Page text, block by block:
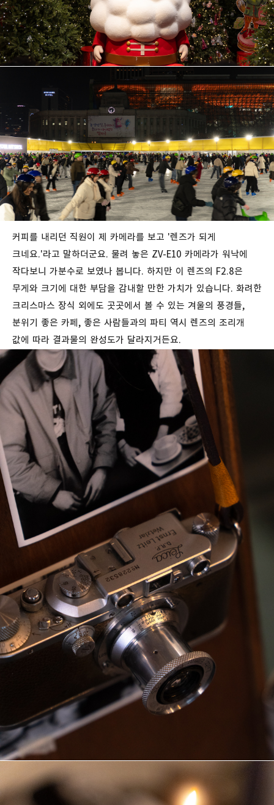
커피를 내리던 직원이 제 카메라를 보고 '렌즈가 되게
크네요.'라고 말하더군요. 물려 놓은 ZV-E10 카메라가 워낙에
작다보니 가분수로 보였나 봅니다. 하지만 이 렌즈의 F2.8은
무게와 크기에 대한 부담을 감내할 만한 가치가 있습니다. 화려한
크리스마스 장식 외에도 곳곳에서 볼 수 있는 겨울의 풍경들,
분위기 좋은 카페, 좋은 사람들과의 파티 역시 렌즈의 조리개
값에 따라 결과물의 완성도가 달라지거든요.